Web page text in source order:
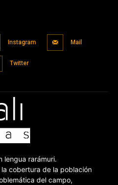
Instagram Mail
Twitter
lengua rarámuri.
cobertura de la población
del campo,